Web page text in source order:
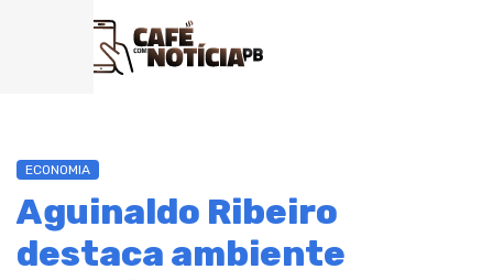
ECONOMIA
Aguinaldo Ribeiro
destaca ambiente